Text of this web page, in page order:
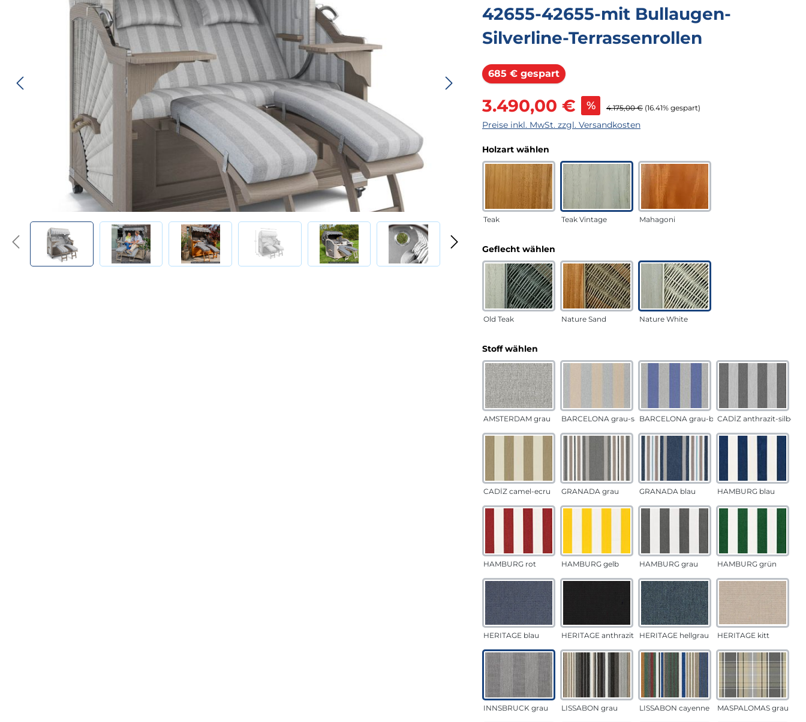
42655-42655-mit Bullaugen-
Silverline-Terrassenrollen
685 € gespartRabatt
Verkaufspreis:
3.490,00 € % Regulärer Preis:
4.175,00 € (16.41% gespart)
Preise inkl. MwSt. zzgl. Versandkosten
Holzart wählen
Teak Teak Vintage Mahagoni
Geflecht wählen
Old Teak Nature Sand Nature White
Stoff wählen
AMSTERDAM grau BARCELONA grau-sandBARCELONA grau-blauCADÍZ anthrazit-silber
CADÍZ camel-ecru GRANADA grau GRANADA blau HAMBURG blau
HAMBURG rot HAMBURG gelb HAMBURG grau HAMBURG grün
HERITAGE blau HERITAGE anthrazit HERITAGE hellgrau HERITAGE kitt
INNSBRUCK grau LISSABON grau LISSABON cayenne MASPALOMAS grau